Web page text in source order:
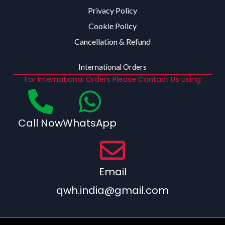
Privacy Policy
Cookie Policy
Cancellation & Refund
International Orders
For International Orders Please Contact Us Using
Call NowWhatsApp
Email
qwh.india@gmail.com